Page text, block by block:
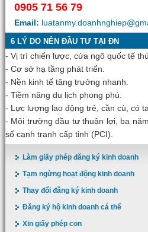
0905 71 56 79
Email:
6 LÝ DO NÊN ĐẦU TƯ TẠI ĐN
- Vị trí chiến lược, cửa ngõ quốc tế
- Cơ sở hạ tầng phát triển.
- Nền kinh tế tăng trưởng nhanh.
- Tiềm năng du lịch phong phú.
- Lực lượng lao động trẻ, cần cù, có
- Môi trường đầu tư thuận lợi, ba
số cạnh tranh cấp tỉnh (PCI).
Làm giấy phép đăng ký kinh doanh
Tạm ngừng hoạt động kinh doanh
Thay đổi đăng ký kinh doanh
Đăng ký hộ kinh doanh cá thể
Xin giấy phép con